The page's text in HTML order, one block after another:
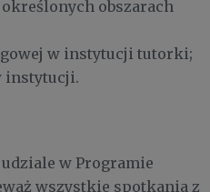
obszarach
w instytucji tutorki;
instytucji.
udziale w Programie
wszystkie spotkania z